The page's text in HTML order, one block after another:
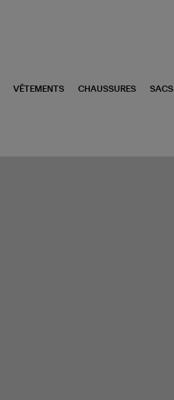
VÊTEMENTS CHAUSSURES SACS